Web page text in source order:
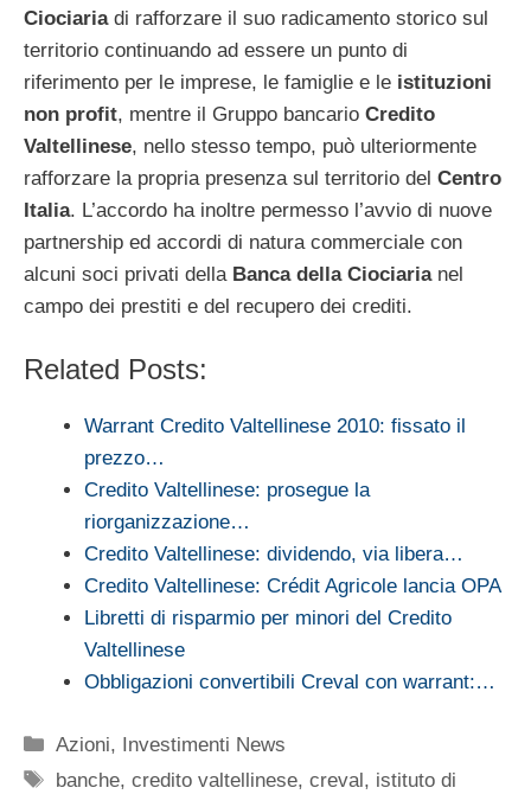
Ciociariadi rafforzare il suo radicamento storico sul
territorio continuando ad essere un punto di
riferimento per le imprese, le famiglie e le istituzioni
non profit, mentre il Gruppo bancario Credito
Valtellinese, nello stesso tempo, può ulteriormente
rafforzare la propria presenza sul territorio del Centro
Italia. L’accordo ha inoltre permesso l’avvio di nuove
partnership ed accordi di natura commerciale con
alcuni soci privati della Banca della Ciociarianel
campo dei prestiti e del recupero dei crediti.
Related Posts:
Warrant Credito Valtellinese 2010: fissato il
prezzo…
Credito Valtellinese: prosegue la
riorganizzazione…
Credito Valtellinese: dividendo, via libera…
Credito Valtellinese: Crédit Agricole lancia OPA
Libretti di risparmio per minori del Credito
Valtellinese
Obbligazioni convertibili Creval con warrant:…
Categorie
Azioni,
Investimenti News
Tag
banche,credito valtellinese,creval , istituto di